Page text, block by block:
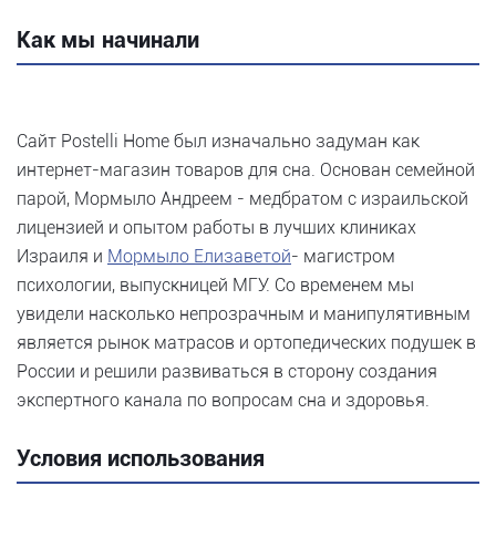
Как мы начинали
Сайт Postelli Home был изначально задуман как
интернет-магазин товаров для сна. Основан семейной
парой, Мормыло Андреем - медбратом с израильской
лицензией и опытом работы в лучших клиниках
Израиля и Мормыло Елизаветой- магистром
психологии, выпускницей МГУ. Со временем мы
увидели насколько непрозрачным и манипулятивным
является рынок матрасов и ортопедических подушек в
России и решили развиваться в сторону создания
экспертного канала по вопросам сна и здоровья.
Условия использования